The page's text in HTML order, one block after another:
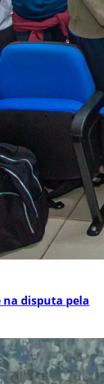
na disputa pela